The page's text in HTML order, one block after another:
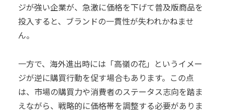
ジが強い企業が、急激に価格を下げて普及版商品を
投入すると、ブランドの一貫性が失われかねませ
ん。
一方で、海外進出時には「高嶺の花」というイメー
ジが逆に購買行動を促す場合もあります。この点
は、市場の購買力や消費者のステータス志向を踏ま
えながら、戦略的に価格帯を調整する必要がありま